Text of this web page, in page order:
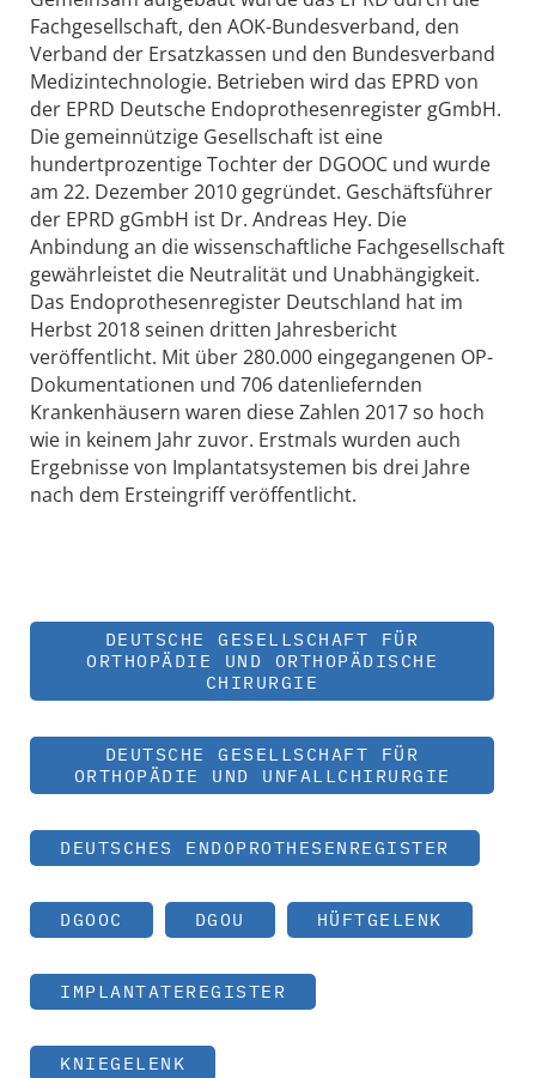
Fachgesellschaft, den AOK-Bundesverband, den
Verband der Ersatzkassen und den Bundesverband
Medizintechnologie. Betrieben wird das EPRD von
der EPRD Deutsche Endoprothesenregister gGmbH.
Die gemeinnützige Gesellschaft ist eine
hundertprozentige Tochter der DGOOC und wurde
am 22. Dezember 2010 gegründet. Geschäftsführer
der EPRD gGmbH ist Dr. Andreas Hey. Die
Anbindung an die wissenschaftliche Fachgesellschaft
gewährleistet die Neutralität und Unabhängigkeit.
Das Endoprothesenregister Deutschland hat im
Herbst 2018 seinen dritten Jahresbericht
veröffentlicht. Mit über 280.000 eingegangenen OP-
Dokumentationen und 706 datenliefernden
Krankenhäusern waren diese Zahlen 2017 so hoch
wie in keinem Jahr zuvor. Erstmals wurden auch
Ergebnisse von Implantatsystemen bis drei Jahre
nach dem Ersteingriff veröffentlicht.
DEUTSCHE GESELLSCHAFT FÜR
ORTHOPÄDIE UND ORTHOPÄDISCHE
CHIRURGIE
DEUTSCHE GESELLSCHAFT FÜR
ORTHOPÄDIE UND UNFALLCHIRURGIE
DEUTSCHES ENDOPROTHESENREGISTER
DGOOC DGOU HÜFTGELENK
IMPLANTATEREGISTER
KNIEGELENK